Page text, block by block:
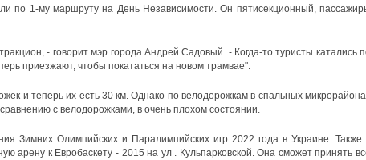
по 1-му маршруту на День Независимости. Он пятисекционный,
- говорит мэр города Андрей Садовый. - Когда-то туристы катались
приезжают, чтобы покататься на новом трамвае".
и теперь их есть 30 км. Однако по велодорожкам в спальных
с велодорожками, в очень плохом состоянии.
Зимних Олимпийских и Паралимпийских игр 2022 года в Украине. Также
арену к Евробаскету - 2015 на ул . Кульпарковской. Она сможет принять